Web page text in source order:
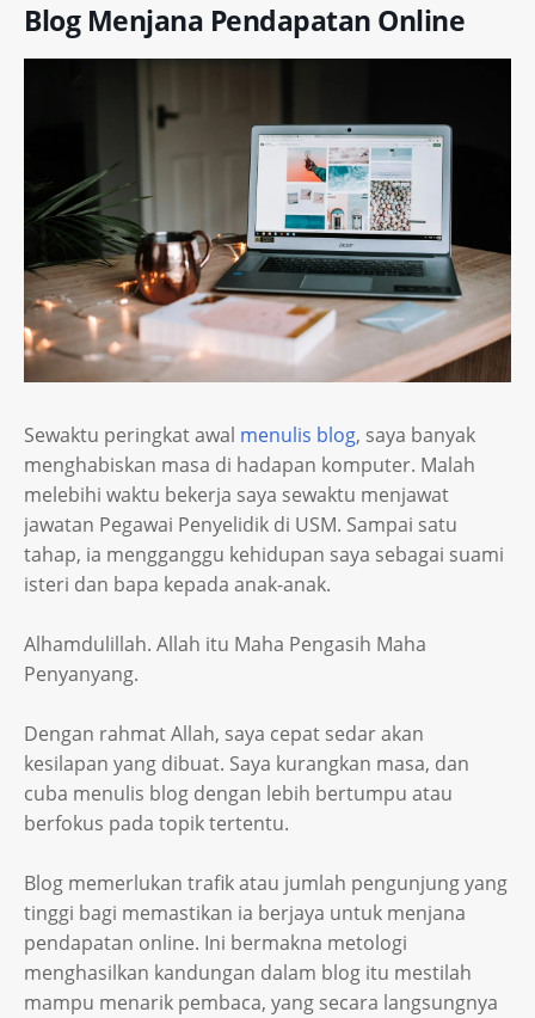
Blog Menjana Pendapatan Online
Sewaktu peringkat awal menulis blog, saya banyak
menghabiskan masa di hadapan komputer. Malah
melebihi waktu bekerja saya sewaktu menjawat
jawatan Pegawai Penyelidik di USM. Sampai satu
tahap, ia mengganggu kehidupan saya sebagai suami
isteri dan bapa kepada anak-anak.
Alhamdulillah. Allah itu Maha Pengasih Maha
Penyanyang.
Dengan rahmat Allah, saya cepat sedar akan
kesilapan yang dibuat. Saya kurangkan masa, dan
cuba menulis blog dengan lebih bertumpu atau
berfokus pada topik tertentu.
Blog memerlukan trafik atau jumlah pengunjung yang
tinggi bagi memastikan ia berjaya untuk menjana
pendapatan online. Ini bermakna metologi
menghasilkan kandungan dalam blog itu mestilah
mampu menarik pembaca, yang secara langsungnya